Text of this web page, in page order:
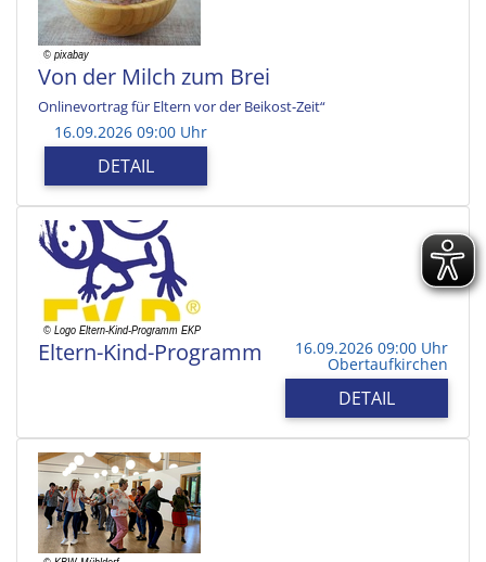
Von der Milch zum Brei
Onlinevortrag für Eltern vor der Beikost-Zeit“
16.09.2026 09:00 Uhr
DETAIL
Eltern-Kind-Programm 16.09.2026 09:00 Uhr
Obertaufkirchen
DETAIL